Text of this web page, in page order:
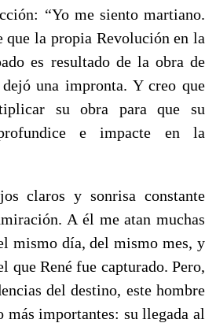
“Yo me siento martiano.
que la propia Revolución en la
es resultado de la obra de
una impronta. Y creo que
su obra para que su
e impacte en la
claros y sonrisa constante
A él me atan muchas
mismo día, del mismo mes, y
que René fue capturado. Pero,
del destino, este hombre
más importantes: su llegada al